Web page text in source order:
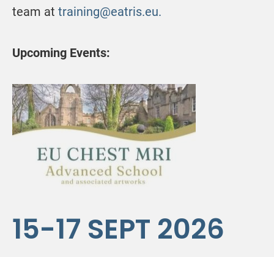
team at training@eatris.eu.
Upcoming Events:
15-17 SEPT 2026